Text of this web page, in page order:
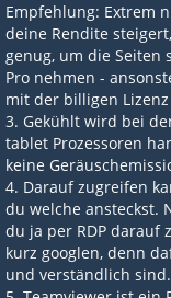
Empfehlung: Extrem
deine Rendite
genug, um die Seiten
Pro nehmen -
mit der billigen Lizenz
3. Gekühlt wird bei
tablet Prozessoren
keine
4. Darauf zugreifen
du welche ansteckst.
du ja per RDP darauf
kurz googlen, denn
und verständlich sind.